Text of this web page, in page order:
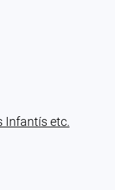
Infantís etc.